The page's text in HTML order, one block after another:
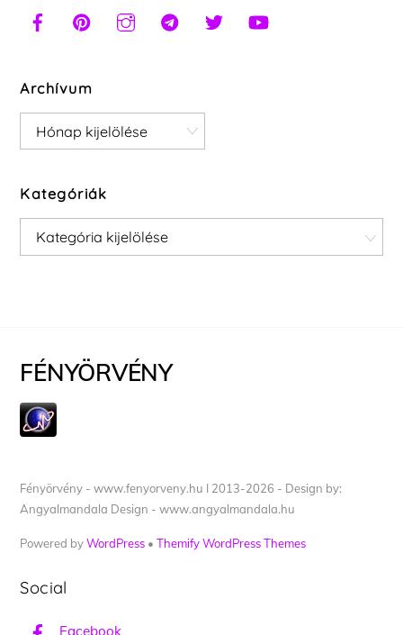
Archívum
Archívum
Kategóriák
Kategóriák
FÉNYÖRVÉNY
Fényörvény - www.fenyorveny.hu I 2013-2026 - Design by:
Angyalmandala Design - www.angyalmandala.hu
Powered byWordPress •Themify WordPress Themes
Social
Facebook